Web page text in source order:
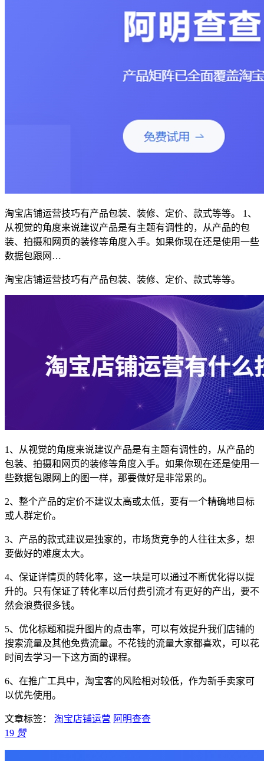
淘宝店铺运营技巧有产品包装、装修、定价、款式等等。 1、
从视觉的角度来说建议产品是有主题有调性的，从产品的包
装、拍摄和网页的装修等角度入手。如果你现在还是使用一些
数据包跟网…
淘宝店铺运营技巧有产品包装、装修、定价、款式等等。
1、从视觉的角度来说建议产品是有主题有调性的，从产品的
包装、拍摄和网页的装修等角度入手。如果你现在还是使用一
些数据包跟网上的图一样，那要做好是非常累的。
2、整个产品的定价不建议太高或太低，要有一个精确地目标
或人群定价。
3、产品的款式建议是独家的，市场货竞争的人往往太多，想
要做好的难度太大。
4、保证详情页的转化率，这一块是可以通过不断优化得以提
升的。只有保证了转化率以后付费引流才有更好的产出，要不
然会浪费很多钱。
5、优化标题和提升图片的点击率，可以有效提升我们店铺的
搜索流量及其他免费流量。不花钱的流量大家都喜欢，可以花
时间去学习一下这方面的课程。
6、在推广工具中，淘宝客的风险相对较低，作为新手卖家可
以优先使用。
文章标签： 淘宝店铺运营 阿明查查
19 赞